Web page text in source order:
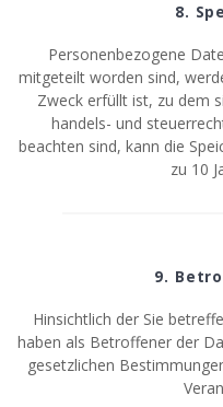
8.
Personenbezogene
mitgeteilt worden sind,
Zweck erfüllt ist, zu dem
handels- und
beachten sind, kann die
zu 10
9.
Hinsichtlich der Sie
haben als Betroffener der
gesetzlichen